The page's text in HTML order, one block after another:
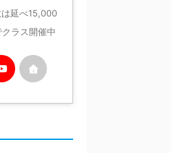
延べ15,000
ラス開催中